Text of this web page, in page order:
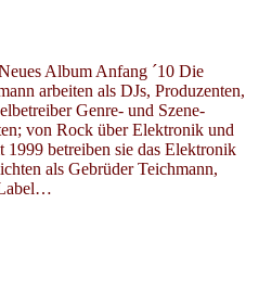
Album Anfang ´10 Die
arbeiten als DJs, Produzenten,
Genre- und Szene-
von Rock über Elektronik und
betreiben sie das Elektronik
als Gebrüder Teichmann,